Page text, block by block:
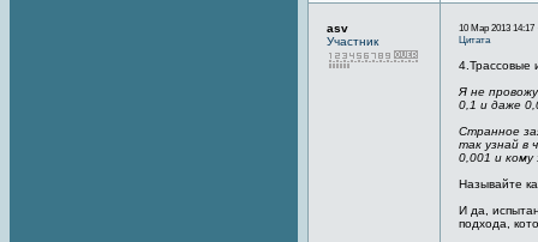
asv
Участник
10 Мар 2013 14:17
Цитата
4.Трассовые
Я не
0,1 и даже
Странное
так узнай в
0,001 и кому
Называйте
И да,
подхода,